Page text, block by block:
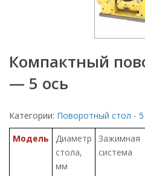
Компактный
— 5 ось
Категории: Поворотный стол - 5
Модель
Диаметр
стола,
мм
Зажимная
система